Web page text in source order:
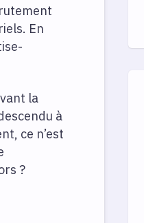
En
la
à
ce n’est
?